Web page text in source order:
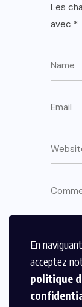
En
acceptez
politique
Les
avec *